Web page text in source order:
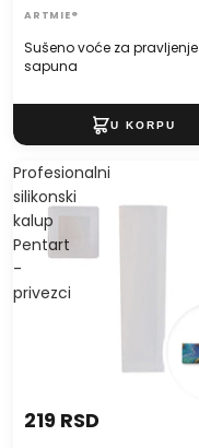
Sušeno voće za pravljenje
sapuna
ARTMIE®
Profesionalni
silikonski
kalup
Pentart
-
privezci
219 RSD